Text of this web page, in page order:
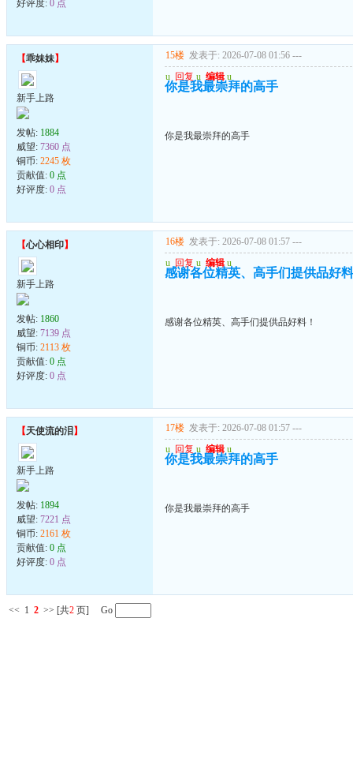
好评度: 0 点
【乖妹妹】
新手上路
发帖: 1884
威望: 7360 点
铜币: 2245 枚
贡献值: 0 点
好评度: 0 点
15楼 发表于: 2026-07-08 01:56 ---
u 回复 u 编辑 u
你是我最崇拜的高手
你是我最崇拜的高手
【心心相印】
新手上路
发帖: 1860
威望: 7139 点
铜币: 2113 枚
贡献值: 0 点
好评度: 0 点
16楼 发表于: 2026-07-08 01:57 ---
u 回复 u 编辑 u
感谢各位精英、高手们提供品好
感谢各位精英、高手们提供品好料！
【天使流的泪 】
新手上路
发帖: 1894
威望: 7221 点
铜币: 2161 枚
贡献值: 0 点
好评度: 0 点
17楼 发表于: 2026-07-08 01:57 ---
u 回复 u 编辑 u
你是我最崇拜的高手
你是我最崇拜的高手
<< 1 2 >> [共2 页] Go